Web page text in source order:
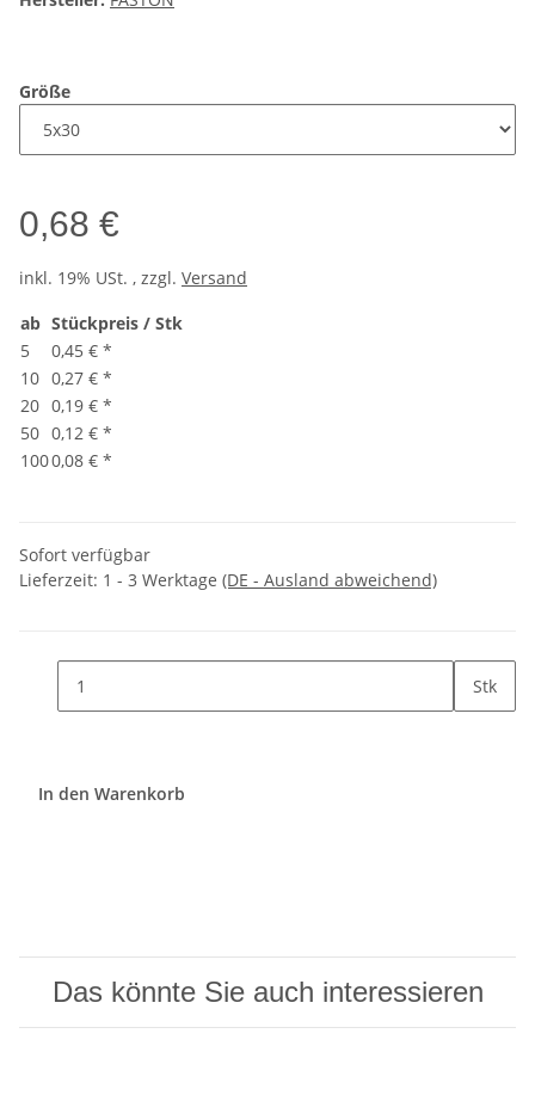
Größe
0,68 €
inkl. 19% USt. , zzgl. Versand
ab Stückpreis / Stk
5
0,45 € *
10 0,27 € *
20 0,19 € *
50 0,12 € *
1000,08 € *
Sofort verfügbar
Lieferzeit: 1 - 3 Werktage (DE - Ausland abweichend)
Stk
In den Warenkorb
Das könnte Sie auch interessieren